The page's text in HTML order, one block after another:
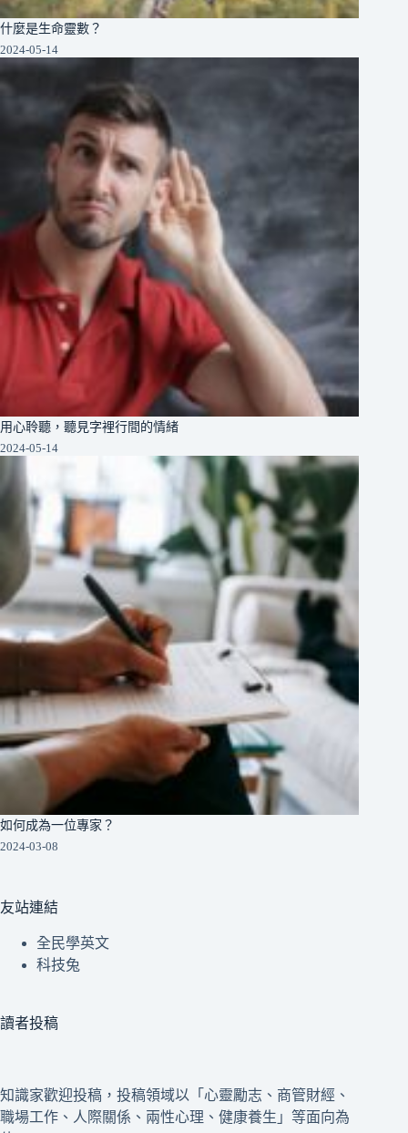
什麼是生命靈數？
2024-05-14
用心聆聽，聽見字裡行間的情緒
2024-05-14
如何成為一位專家？
2024-03-08
友站連結
全民學英文
科技兔
讀者投稿
知識家歡迎投稿，投稿領域以「心靈勵志、商管財經、
職場工作、人際關係、兩性心理、健康養生」等面向為